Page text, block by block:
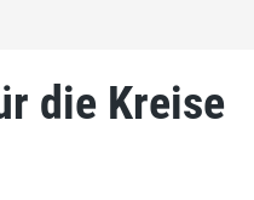
die Kreise